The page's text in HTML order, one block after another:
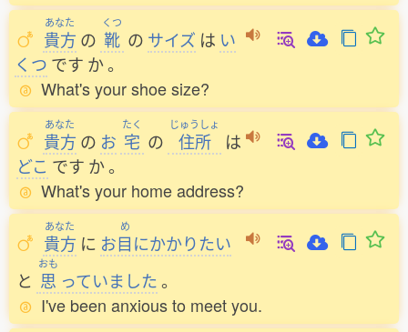
あなた
貴方 の
くつ
靴 の サイズ は い
くつ です か。
What's your shoe size?
あなた
貴方 の お
たく
宅 の
じゅうしょ
住所
は
どこ です か。
What's your home address?
あなた
貴方 に お
め
目にかかりたい
と
おも
思 っていました。
I've been anxious to meet you.